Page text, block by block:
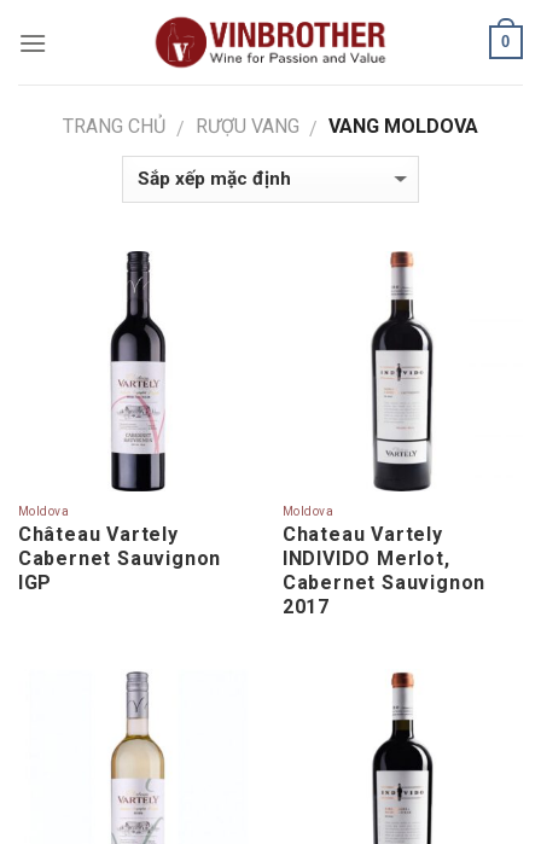
0
TRANG CHỦ / RƯỢU VANG / VANG MOLDOVA
Moldova
Château Vartely
Cabernet Sauvignon
IGP
Moldova
Chateau Vartely
INDIVIDO Merlot,
Cabernet Sauvignon
2017